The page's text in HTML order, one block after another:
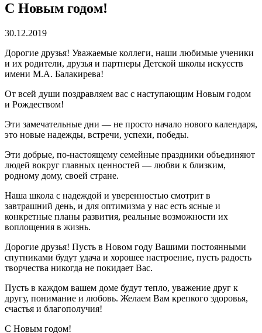
C Новым годом!
30.12.2019
Дорогие друзья! Уважаемые коллеги, наши любимые ученики
и их родители, друзья и партнеры Детской школы искусств
имени М.А. Балакирева!
От всей души поздравляем вас с наступающим Новым годом
и Рождеством!
Эти замечательные дни — не просто начало нового календаря,
это новые надежды, встречи, успехи, победы.
Эти добрые, по-настоящему семейные праздники объединяют
людей вокруг главных ценностей — любви к близким,
родному дому, своей стране.
Наша школа с надеждой и уверенностью смотрит в
завтрашний день, и для оптимизма у нас есть ясные и
конкретные планы развития, реальные возможности их
воплощения в жизнь.
Дорогие друзья! Пусть в Новом году Вашими постоянными
спутниками будут удача и хорошее настроение, пусть радость
творчества никогда не покидает Вас.
Пусть в каждом вашем доме будут тепло, уважение друг к
другу, понимание и любовь. Желаем Вам крепкого здоровья,
счастья и благополучия!
С Новым годом!